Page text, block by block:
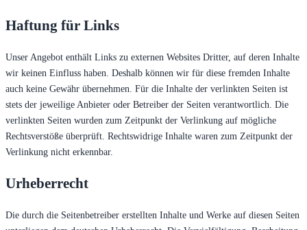
Haftung für Links
Unser Angebot enthält Links zu externen Websites Dritter, auf deren Inhalte
wir keinen Einfluss haben. Deshalb können wir für diese fremden Inhalte
auch keine Gewähr übernehmen. Für die Inhalte der verlinkten Seiten ist
stets der jeweilige Anbieter oder Betreiber der Seiten verantwortlich. Die
verlinkten Seiten wurden zum Zeitpunkt der Verlinkung auf mögliche
Rechtsverstöße überprüft. Rechtswidrige Inhalte waren zum Zeitpunkt der
Verlinkung nicht erkennbar.
Urheberrecht
Die durch die Seitenbetreiber erstellten Inhalte und Werke auf diesen Seiten